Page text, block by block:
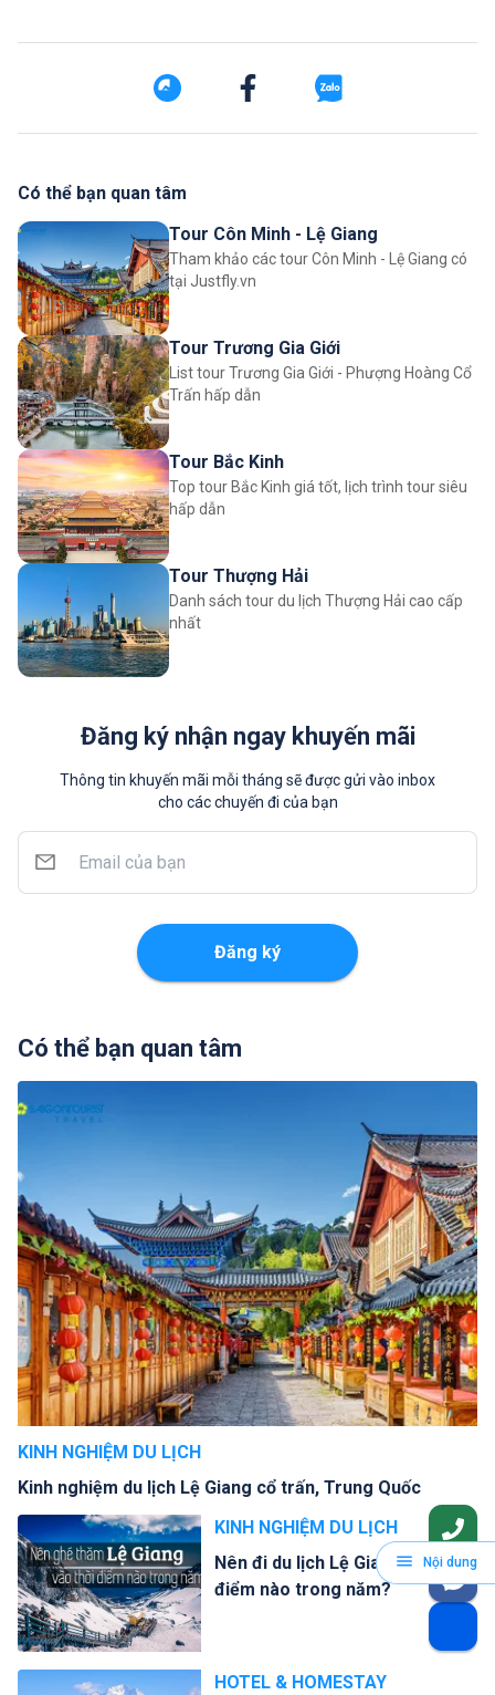
Có thể bạn quan tâm
Tour Côn Minh - Lệ Giang
Tham khảo các tour Côn Minh - Lệ Giang có
tại Justfly.vn
Tour Trương Gia Giới
List tour Trương Gia Giới - Phượng Hoàng Cổ
Trấn hấp dẫn
Tour Bắc Kinh
Top tour Bắc Kinh giá tốt, lịch trình tour siêu
hấp dẫn
Tour Thượng Hải
Danh sách tour du lịch Thượng Hải cao cấp
nhất
Nội dung
Đăng ký nhận ngay khuyến mãi
Thông tin khuyến mãi mỗi tháng sẽ được gửi vào inbox
cho các chuyến đi của bạn
Đăng ký
Có thể bạn quan tâm
KINH NGHIỆM DU LỊCH
Kinh nghiệm du lịch Lệ Giang cổ trấn, Trung Quốc
KINH NGHIỆM DU LỊCH
Nên đi du lịch Lệ Giang vào thời
điểm nào trong năm?
HOTEL & HOMESTAY